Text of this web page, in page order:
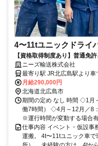
4〜11tユニックドライ
【資格取得制度あり】普通免
ニーズ輸送株式会社
最寄り駅 JR北広島駅より
幌駅より車で35分程度
月給290,000円
北海道北広島市
期間の定め なし 時間 ◇1月
働7時間） ◇4月～12月／8
※運行時間が変動する場合
仕事内容 イベント・仮設事
運搬。 4t〜11tユニック車